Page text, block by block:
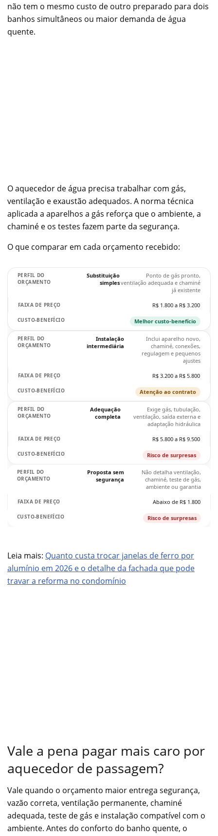
não tem o mesmo custo de outro preparado para dois
banhos simultâneos ou maior demanda de água
quente.
O aquecedor de água precisa trabalhar com gás,
ventilação e exaustão adequados. A norma técnica
aplicada a aparelhos a gás reforça que o ambiente, a
chaminé e os testes fazem parte da segurança.
O que comparar em cada orçamento recebido:
Substituição
simples
Ponto de gás pronto,
ventilação adequada e chaminé
já existente
R$ 1.800 a R$ 3.200
Melhor custo-benefício
Instalação
intermediária
Inclui aparelho novo,
chaminé, conexões,
regulagem e pequenos
ajustes
R$ 3.200 a R$ 5.800
Atenção ao contrato
Adequação
completa
Exige gás, tubulação,
ventilação, saída externa e
adaptação hidráulica
R$ 5.800 a R$ 9.500
Risco de surpresas
Proposta sem
segurança
Não detalha ventilação,
chaminé, teste de gás,
ambiente ou garantia
Abaixo de R$ 1.800
Risco de surpresas
Leia mais: Quanto custa trocar janelas de ferro por
alumínio em 2026 e o detalhe da fachada que pode
travar a reforma no condomínio
Vale a pena pagar mais caro por
aquecedor de passagem?
Vale quando o orçamento maior entrega segurança,
vazão correta, ventilação permanente, chaminé
adequada, teste de gás e instalação compatível com o
ambiente. Antes do conforto do banho quente, o